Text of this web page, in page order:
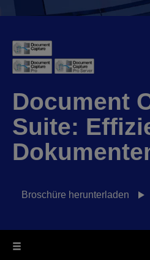
Document
Suite:
Broschüre herunterladen